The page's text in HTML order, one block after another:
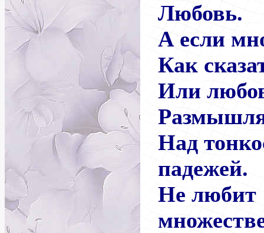
Любовь.
А если
Как
Или
Над
падежей.
Не любит